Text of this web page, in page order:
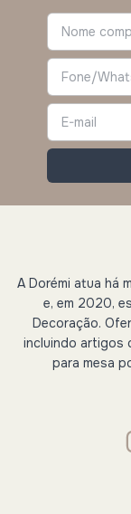
A Dorémi atua há
e, em 2020,
Decoração.
incluindo artigos
para mesa